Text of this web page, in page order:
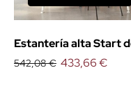
Estantería alta Start
Emobok
542,08 € 433,66 €